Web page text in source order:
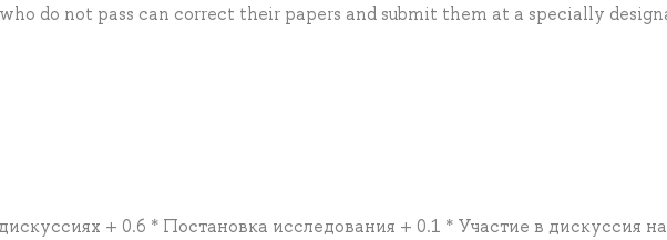
do not pass can correct their papers and submit them at a specially
+ 0.6 * Постановка исследования + 0.1 * Участие в дискуссия на